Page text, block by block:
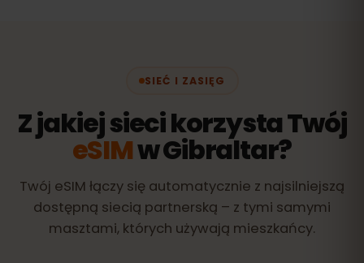
SIEĆ I ZASIĘG
Z jakiej sieci korzysta Twój
eSIMw Gibraltar?
Twój eSIM łączy się automatycznie z najsilniejszą
dostępną siecią partnerską – z tymi samymi
masztami, których używają mieszkańcy.